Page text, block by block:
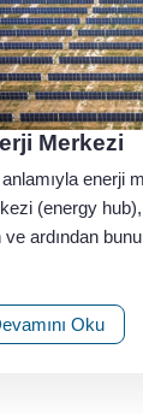
Merkezi
enerji
(energy hub),
ve ardından
Oku